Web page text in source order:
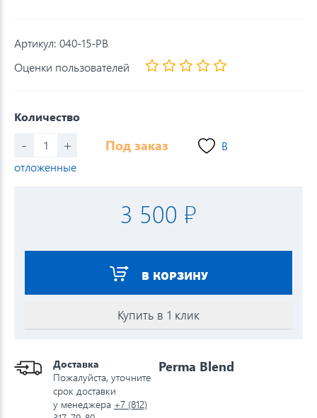
Артикул: 040-15-PB
Оценки пользователей
Количество
- + Под заказ
В
отложенные
3 500 ₽
В КОРЗИНУ
Купить в 1 клик
Доставка
Пожалуйста, уточните
срок доставки
у менеджера +7 (812)
Perma Blend